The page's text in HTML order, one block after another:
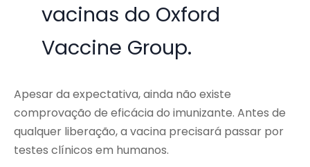
vacinas do Oxford
Vaccine Group.
Apesar da expectativa, ainda não existe
comprovação de eficácia do imunizante. Antes de
qualquer liberação, a vacina precisará passar por
testes clínicos em humanos.